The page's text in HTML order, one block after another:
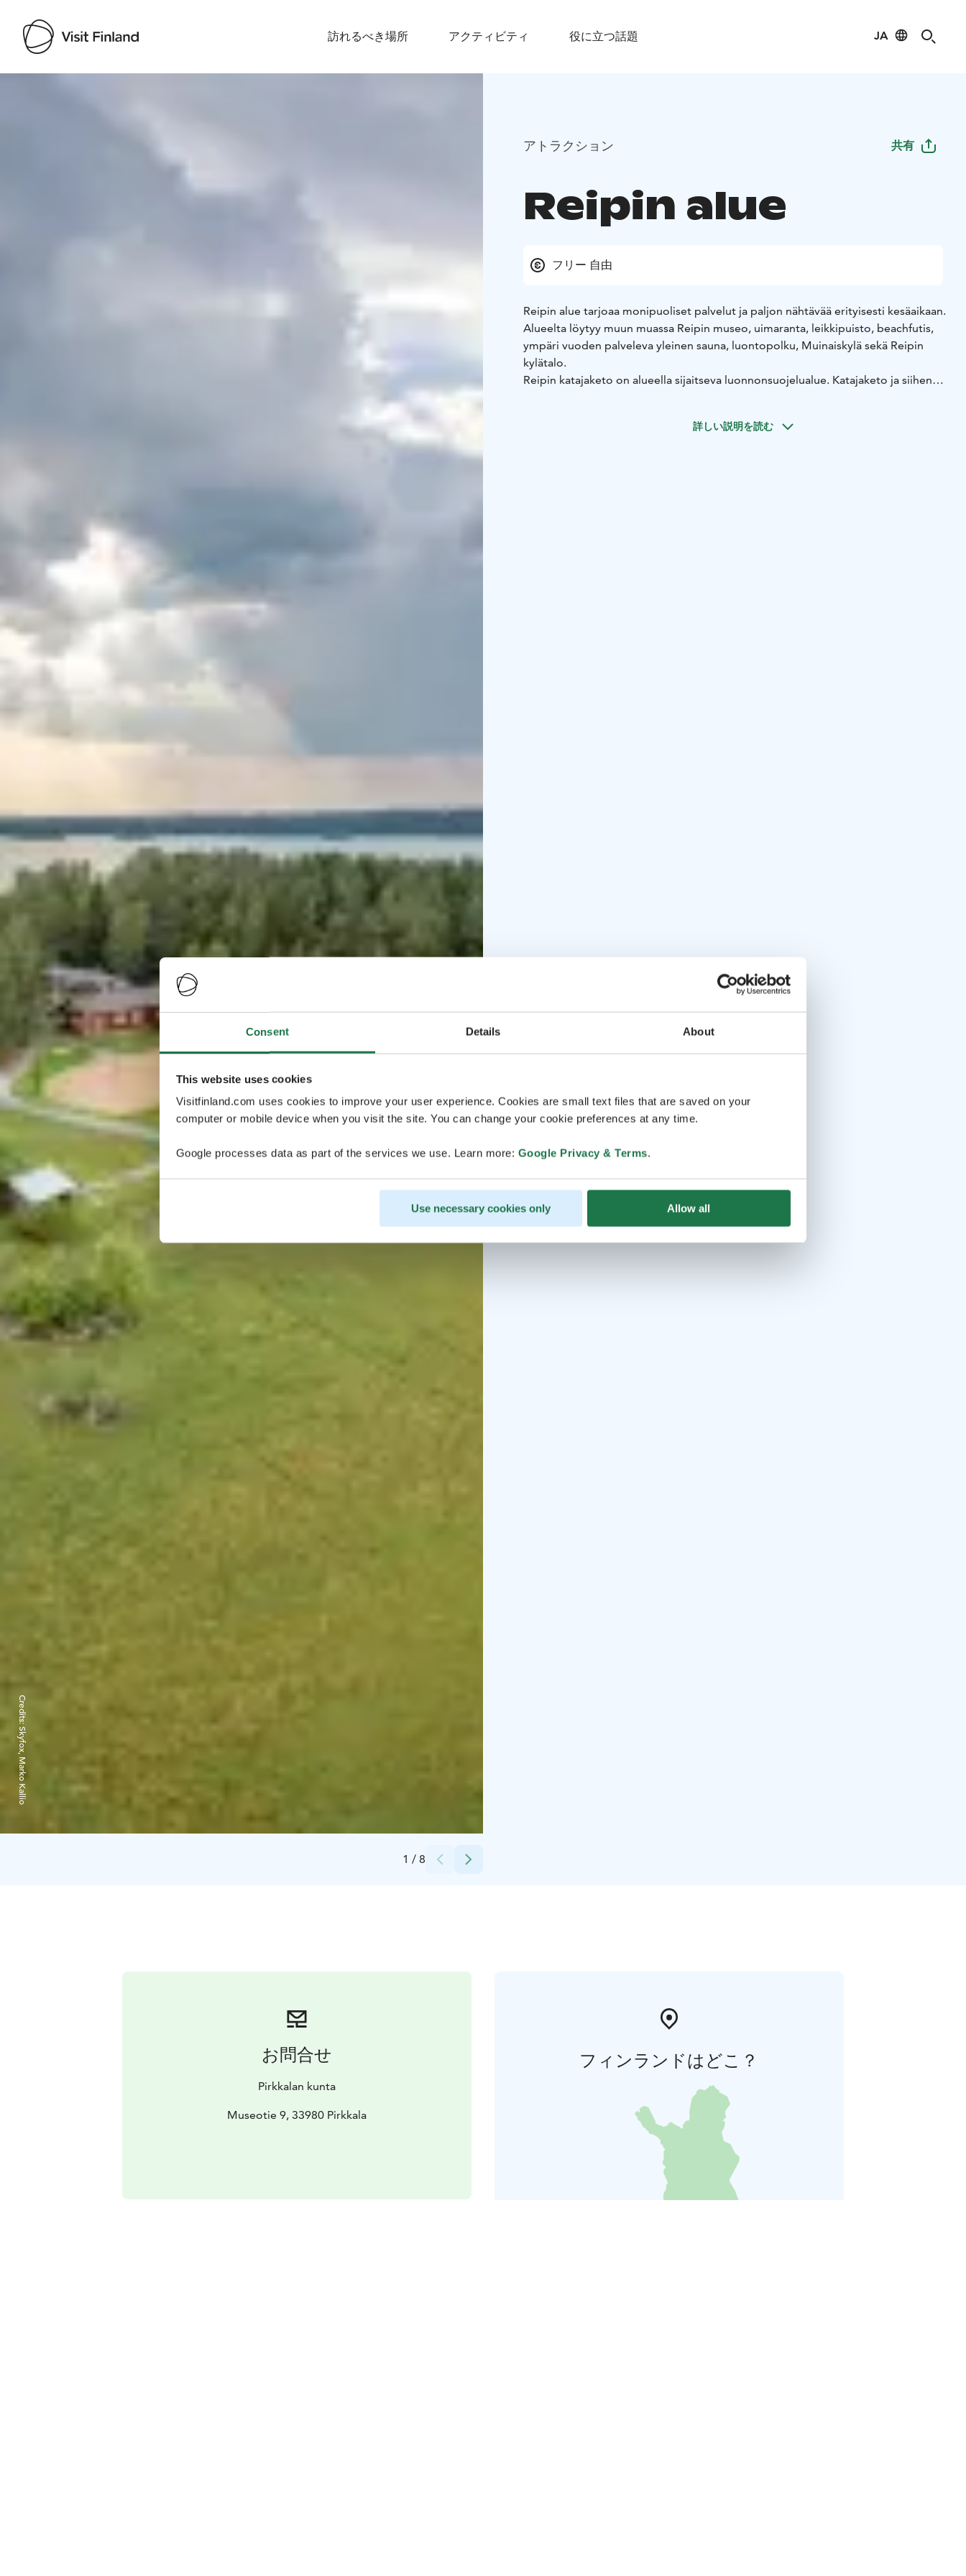
Consent Details About
This website uses cookies
Visitfinland.com uses cookies to improve your user experience. Cookies are small text files that are saved on your
computer or mobile device when you visit the site. You can change your cookie preferences at any time.
Google processes data as part of the services we use. Learn more: Google Privacy & Terms.
Use necessary cookies only Allow all
訪れるべき場所 アクティビティ 役に立つ話題 JA
Visit Finland
1 / 8
Credits:
Skyfox, Marko Kallio
アトラクション 共有
Reipin alue
フリー 自由
Reipin alue tarjoaa monipuoliset palvelut ja paljon nähtävää erityisesti kesäaikaan.
Alueelta löytyy muun muassa Reipin museo, uimaranta, leikkipuisto, beachfutis,
ympäri vuoden palveleva yleinen sauna, luontopolku, Muinaiskylä sekä Reipin
kylätalo.
Reipin katajaketo on alueella sijaitseva luonnonsuojelualue. Katajaketo ja siihen
Kesäisin alueella voi nähdä lampaita laiduntamassa.
詳しい説明を読む
お問合せ
Pirkkalan kunta
Museotie 9, 33980 Pirkkala
フィンランドはどこ？